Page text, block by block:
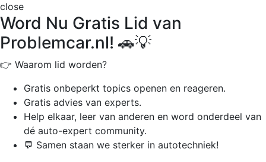
close
Word Nu Gratis Lid van
Problemcar.nl! 🚗💡
👉 Waarom lid worden?
Gratis onbeperkt topics openen en reageren.
Gratis advies van experts.
Help elkaar, leer van anderen en word onderdeel van
dé auto-expert community.
💬 Samen staan we sterker in autotechniek!